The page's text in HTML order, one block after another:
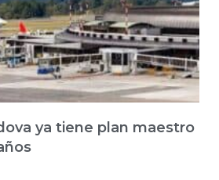
ya tiene plan maestro